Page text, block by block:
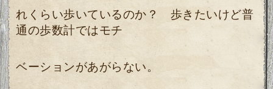
れくらい歩いているのか？ 歩きたいけど普
通の歩数計ではモチ
ベーションがあがらない。